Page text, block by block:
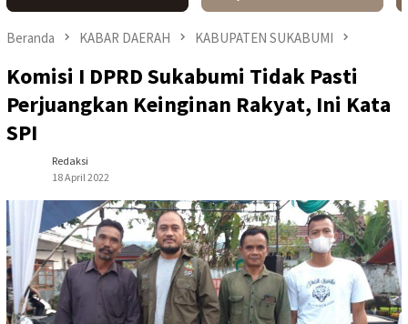
Beranda KABAR DAERAH KABUPATEN SUKABUMI
Komisi I DPRD Sukabumi Tidak Pasti
Perjuangkan Keinginan Rakyat, Ini Kata
SPI
Redaksi
18 April 2022